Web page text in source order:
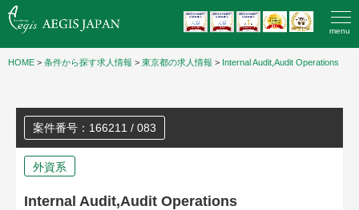
menu
HOME > 条件から探す求人情報 > 東京都の求人情報 > Internal Audit,Audit Operations
案件番号：166211 / 083
外資系
Internal Audit,Audit Operations